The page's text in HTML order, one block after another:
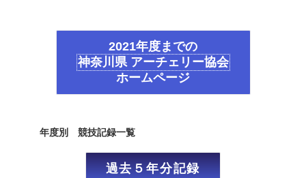
2021年度までの
神奈川県 アーチェリー協会
ホームページ
年度別 競技記録一覧
過去５年分記録